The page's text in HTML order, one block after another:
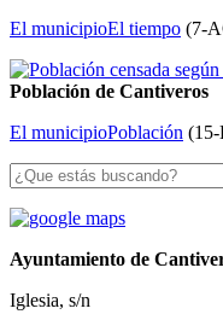
El municipioEl tiempo (7-
Población de Cantiveros
El municipioPoblación (
Ayuntamiento de
Iglesia, s/n